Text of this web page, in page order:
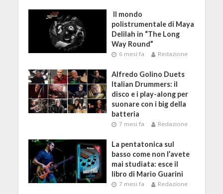
Il mondo
polistrumentale di Maya
Delilah in “The Long
Way Round”
6 mesi fa Redazione
Alfredo Golino Duets
Italian Drummers: il
disco e i play-along per
suonare con i big della
batteria
7 mesi fa Redazione
La pentatonica sul
basso come non l’avete
mai studiata: esce il
libro di Mario Guarini
7 mesi fa Redazione